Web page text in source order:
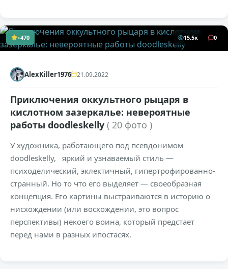
+470 15,5к 0
AlexKiller1976 21.09.2022
Приключения оккультного рыцаря в
кислотном зазеркалье: невероятные
работы doodleskelly ( 20 фото )
У художника, работающего под псевдонимом
doodleskelly, яркий и узнаваемый стиль —
психоделический, эклектичный, гипертрофированно-
странный. Но то что его выделяет — своеобразная
концепция. Его картины выстраиваются в историю о
нисхождении (или восхождении, это вопрос
перспективы) некоего воина, который предстает
перед нами в разных ипостасях.